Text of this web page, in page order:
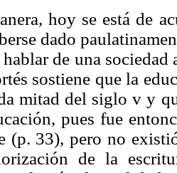
hoy se está de
dado
hablar de una
sostiene que la
mitad del siglo v y
pues fue
(p. 33), pero no
de la